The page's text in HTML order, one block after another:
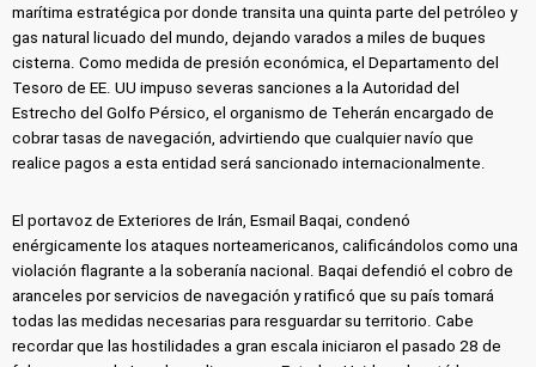
marítima estratégica por donde transita una quinta parte del petróleo y
gas natural licuado del mundo, dejando varados a miles de buques
cisterna. Como medida de presión económica, el Departamento del
Tesoro de EE. UU impuso severas sanciones a la Autoridad del
Estrecho del Golfo Pérsico, el organismo de Teherán encargado de
cobrar tasas de navegación, advirtiendo que cualquier navío que
realice pagos a esta entidad será sancionado internacionalmente.
El portavoz de Exteriores de Irán, Esmail Baqai, condenó
enérgicamente los ataques norteamericanos, calificándolos como una
violación flagrante a la soberanía nacional. Baqai defendió el cobro de
aranceles por servicios de navegación y ratificó que su país tomará
todas las medidas necesarias para resguardar su territorio. Cabe
recordar que las hostilidades a gran escala iniciaron el pasado 28 de